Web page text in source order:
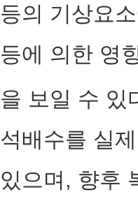
등의 기상요
등에 의한 영
을 보일 수 있
석배수를 실
있으며, 향후